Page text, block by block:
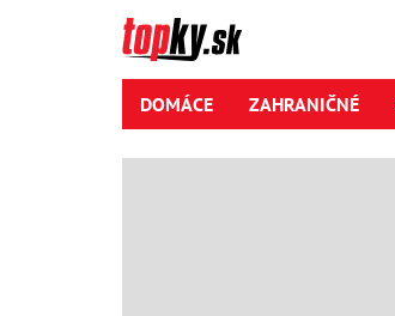
DOMÁCE ZAHRANIČNÉ